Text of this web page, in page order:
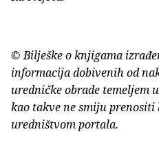
© Bilješke o knjigama
informacija dobivenih od
uredničke obrade temeljem
kao takve ne smiju prenositi
uredništvom portala.